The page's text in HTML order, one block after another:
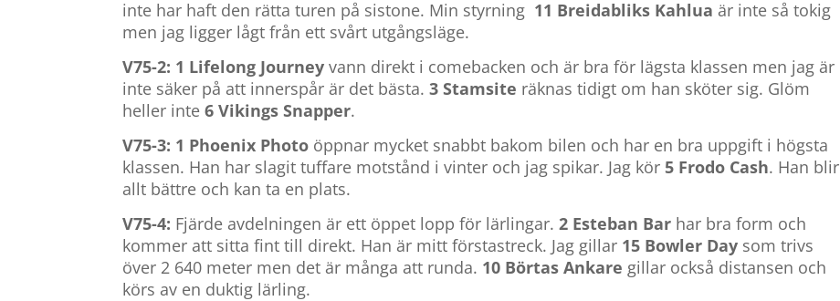
inte har haft den rätta turen på sistone. Min styrning 11 Breidabliks Kahlua är inte så tokig
men jag ligger lågt från ett svårt utgångsläge.
V75-2: 1 Lifelong Journey vann direkt i comebacken och är bra för lägsta klassen men jag är
inte säker på att innerspår är det bästa.3 Stamsite räknas tidigt om han sköter sig. Glöm
heller inte6 Vikings Snapper.
V75-3: 1 Phoenix Photo öppnar mycket snabbt bakom bilen och har en bra uppgift i högsta
klassen. Han har slagit tuffare motstånd i vinter och jag spikar. Jag kör 5 Frodo Cash. Han blir
allt bättre och kan ta en plats.
V75-4: Fjärde avdelningen är ett öppet lopp för lärlingar.2 Esteban Bar har bra form och
kommer att sitta fint till direkt. Han är mitt förstastreck. Jag gillar 15 Bowler Day som trivs
över 2 640 meter men det är många att runda. 10 Börtas Ankare gillar också distansen och
körs av en duktig lärling.